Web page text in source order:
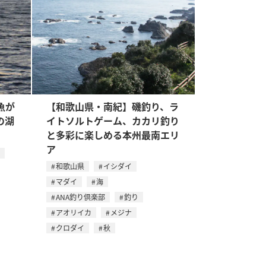
が
湖
【和歌山県・南紀】磯釣り、ラ
イトソルトゲーム、カカリ釣り
と多彩に楽しめる本州最南エリ
ア
和歌山県
イシダイ
マダイ
海
ANA釣り倶楽部
釣り
アオリイカ
メジナ
クロダイ
秋